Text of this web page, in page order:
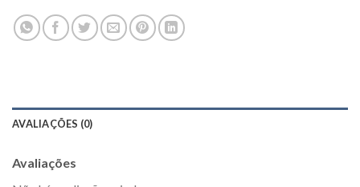
AVALIAÇÕES (0)
Avaliações